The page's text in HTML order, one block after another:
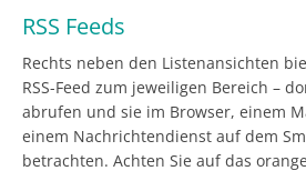
RSS Feeds
Rechts neben den Listenansichten
RSS-Feed zum jeweiligen Bereich –
abrufen und sie im Browser, einem
einem Nachrichtendienst auf dem
betrachten. Achten Sie auf das